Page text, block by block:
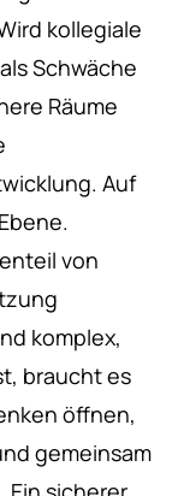
kollegiale
Schwäche
Räume
Auf
von
komplex,
braucht es
öffnen,
gemeinsam